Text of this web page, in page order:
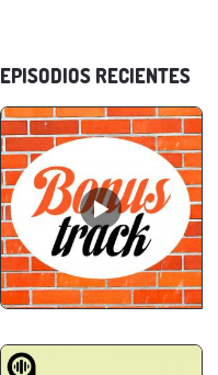
EPISODIOS RECIENTES